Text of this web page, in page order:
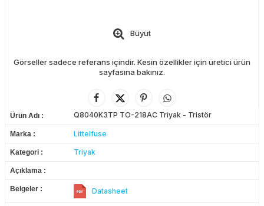
Büyüt
Görseller sadece referans içindir. Kesin özellikler için üretici ürün
sayfasına bakınız.
Ürün Adı Q8040K3TP TO-218AC Triyak - Tristör
Marka Littelfuse
Kategori Triyak
Açıklama
Belgeler Datasheet